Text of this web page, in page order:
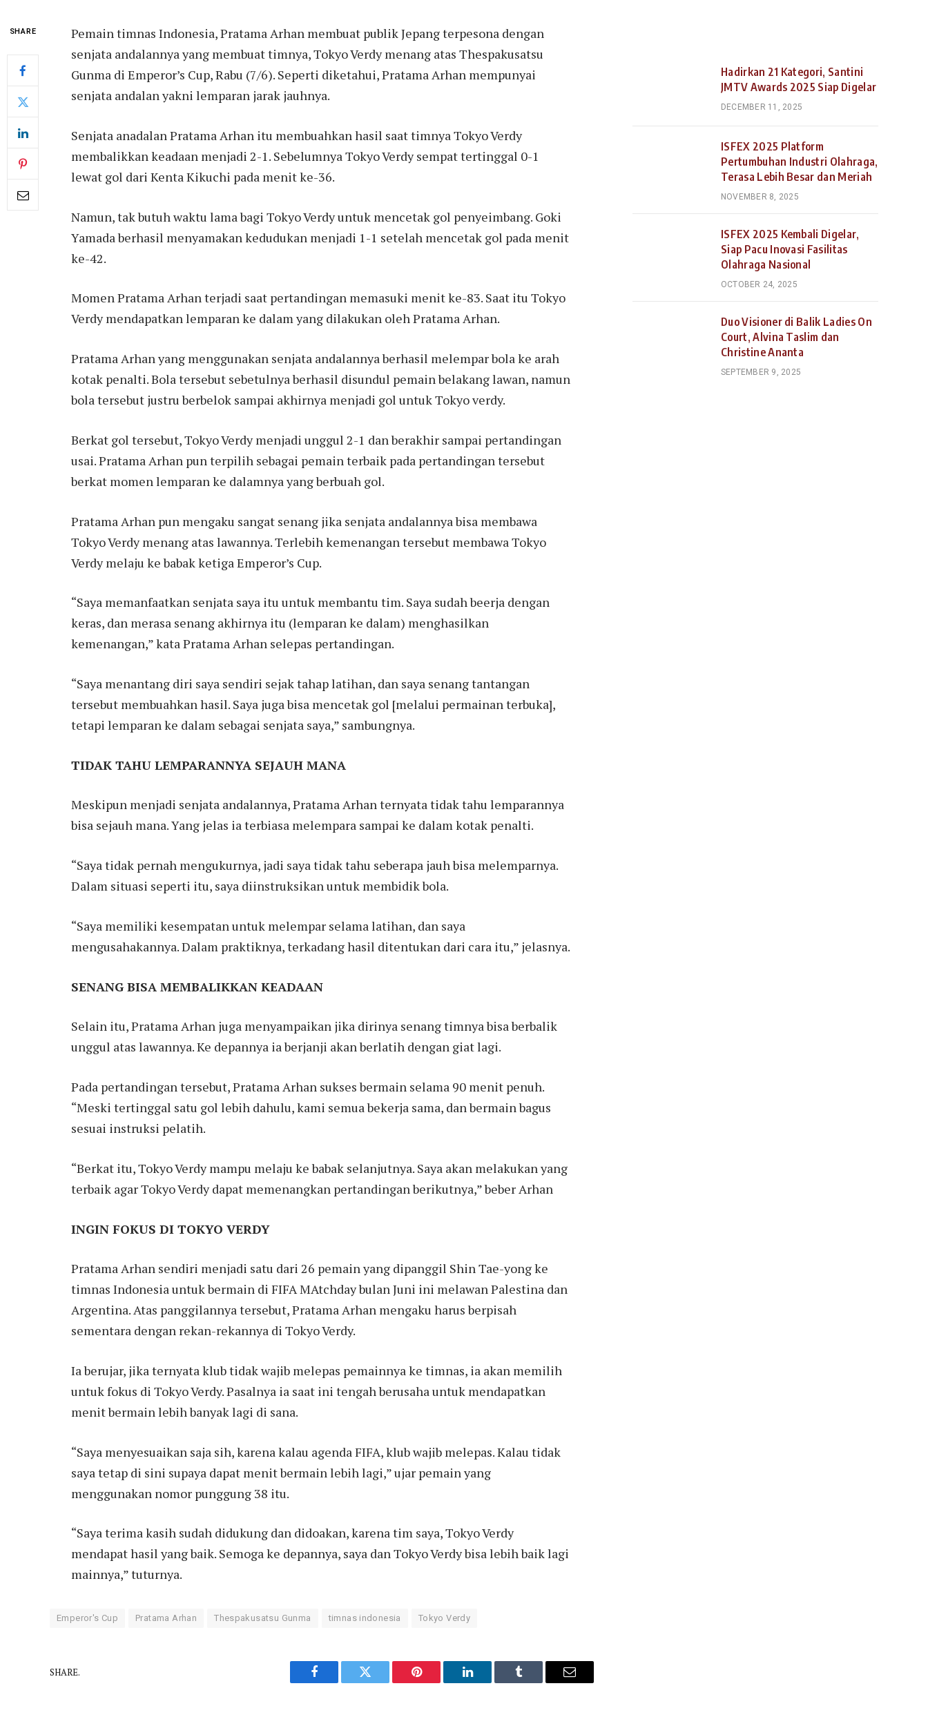
SHARE
Pemain timnas Indonesia, Pratama Arhan membuat publik Jepang terpesona dengan
senjata andalannya yang membuat timnya, Tokyo Verdy menang atas Thespakusatsu
Gunma di Emperor’s Cup, Rabu (7/6). Seperti diketahui, Pratama Arhan mempunyai
senjata andalan yakni lemparan jarak jauhnya.
Senjata anadalan Pratama Arhan itu membuahkan hasil saat timnya Tokyo Verdy
membalikkan keadaan menjadi 2-1. Sebelumnya Tokyo Verdy sempat tertinggal 0-1
lewat gol dari Kenta Kikuchi pada menit ke-36.
Namun, tak butuh waktu lama bagi Tokyo Verdy untuk mencetak gol penyeimbang. Goki
Yamada berhasil menyamakan kedudukan menjadi 1-1 setelah mencetak gol pada menit
ke-42.
Momen Pratama Arhan terjadi saat pertandingan memasuki menit ke-83. Saat itu Tokyo
Verdy mendapatkan lemparan ke dalam yang dilakukan oleh Pratama Arhan.
Pratama Arhan yang menggunakan senjata andalannya berhasil melempar bola ke arah
kotak penalti. Bola tersebut sebetulnya berhasil disundul pemain belakang lawan, namun
bola tersebut justru berbelok sampai akhirnya menjadi gol untuk Tokyo verdy.
Berkat gol tersebut, Tokyo Verdy menjadi unggul 2-1 dan berakhir sampai pertandingan
usai. Pratama Arhan pun terpilih sebagai pemain terbaik pada pertandingan tersebut
berkat momen lemparan ke dalamnya yang berbuah gol.
Pratama Arhan pun mengaku sangat senang jika senjata andalannya bisa membawa
Tokyo Verdy menang atas lawannya. Terlebih kemenangan tersebut membawa Tokyo
Verdy melaju ke babak ketiga Emperor’s Cup.
“Saya memanfaatkan senjata saya itu untuk membantu tim. Saya sudah beerja dengan
keras, dan merasa senang akhirnya itu (lemparan ke dalam) menghasilkan
kemenangan,” kata Pratama Arhan selepas pertandingan.
“Saya menantang diri saya sendiri sejak tahap latihan, dan saya senang tantangan
tersebut membuahkan hasil. Saya juga bisa mencetak gol [melalui permainan terbuka],
tetapi lemparan ke dalam sebagai senjata saya,” sambungnya.
TIDAK TAHU LEMPARANNYA SEJAUH MANA
Meskipun menjadi senjata andalannya, Pratama Arhan ternyata tidak tahu lemparannya
bisa sejauh mana. Yang jelas ia terbiasa melempara sampai ke dalam kotak penalti.
“Saya tidak pernah mengukurnya, jadi saya tidak tahu seberapa jauh bisa melemparnya.
Dalam situasi seperti itu, saya diinstruksikan untuk membidik bola.
“Saya memiliki kesempatan untuk melempar selama latihan, dan saya
mengusahakannya. Dalam praktiknya, terkadang hasil ditentukan dari cara itu,” jelasnya.
SENANG BISA MEMBALIKKAN KEADAAN
Selain itu, Pratama Arhan juga menyampaikan jika dirinya senang timnya bisa berbalik
unggul atas lawannya. Ke depannya ia berjanji akan berlatih dengan giat lagi.
Pada pertandingan tersebut, Pratama Arhan sukses bermain selama 90 menit penuh.
“Meski tertinggal satu gol lebih dahulu, kami semua bekerja sama, dan bermain bagus
sesuai instruksi pelatih.
“Berkat itu, Tokyo Verdy mampu melaju ke babak selanjutnya. Saya akan melakukan yang
terbaik agar Tokyo Verdy dapat memenangkan pertandingan berikutnya,” beber Arhan
INGIN FOKUS DI TOKYO VERDY
Pratama Arhan sendiri menjadi satu dari 26 pemain yang dipanggil Shin Tae-yong ke
timnas Indonesia untuk bermain di FIFA MAtchday bulan Juni ini melawan Palestina dan
Argentina. Atas panggilannya tersebut, Pratama Arhan mengaku harus berpisah
sementara dengan rekan-rekannya di Tokyo Verdy.
Ia berujar, jika ternyata klub tidak wajib melepas pemainnya ke timnas, ia akan memilih
untuk fokus di Tokyo Verdy. Pasalnya ia saat ini tengah berusaha untuk mendapatkan
menit bermain lebih banyak lagi di sana.
“Saya menyesuaikan saja sih, karena kalau agenda FIFA, klub wajib melepas. Kalau tidak
saya tetap di sini supaya dapat menit bermain lebih lagi,” ujar pemain yang
menggunakan nomor punggung 38 itu.
“Saya terima kasih sudah didukung dan didoakan, karena tim saya, Tokyo Verdy
mendapat hasil yang baik. Semoga ke depannya, saya dan Tokyo Verdy bisa lebih baik lagi
mainnya,” tuturnya.
Emperor's Cup Pratama Arhan Thespakusatsu Gunma timnas indonesia Tokyo Verdy
SHARE.
Facebook Twitter Pinterest LinkedIn Tumblr Email
Hadirkan 21 Kategori, Santini
JMTV Awards 2025 Siap Digelar
DECEMBER 11, 2025
ISFEX 2025 Platform
Pertumbuhan Industri Olahraga,
Terasa Lebih Besar dan Meriah
NOVEMBER 8, 2025
ISFEX 2025 Kembali Digelar,
Siap Pacu Inovasi Fasilitas
Olahraga Nasional
OCTOBER 24, 2025
Duo Visioner di Balik Ladies On
Court, Alvina Taslim dan
Christine Ananta
SEPTEMBER 9, 2025